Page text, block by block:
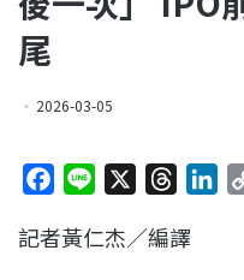
尾
2026-03-05
c
n
r
記者黃仁杰／編譯